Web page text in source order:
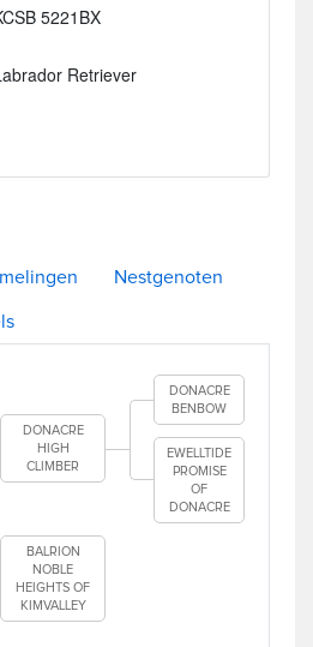
5221BX
Retriever
Nestgenoten
DONACRE
HIGH
CLIMBER
DONACRE
BENBOW
EWELLTIDE
PROMISE
OF
DONACRE
BALRION
NOBLE
HEIGHTS OF
KIMVALLEY